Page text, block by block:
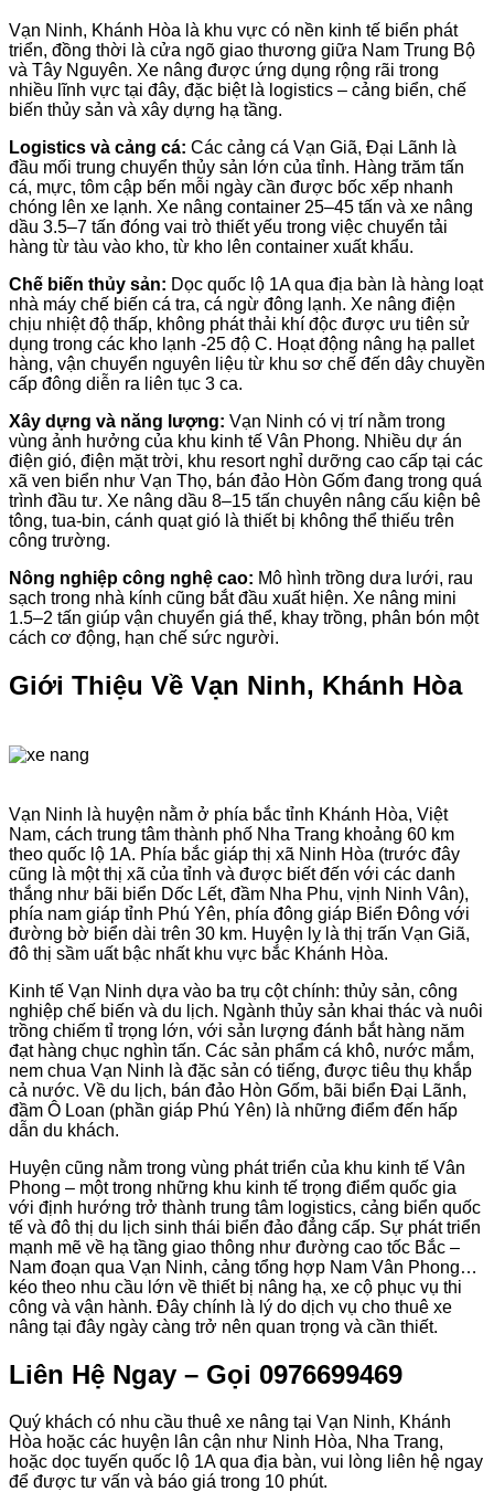
Vạn Ninh, Khánh Hòa là khu vực có nền kinh tế biển phát
triển, đồng thời là cửa ngõ giao thương giữa Nam Trung Bộ
và Tây Nguyên. Xe nâng được ứng dụng rộng rãi trong
nhiều lĩnh vực tại đây, đặc biệt là logistics – cảng biển, chế
biến thủy sản và xây dựng hạ tầng.
Logistics và cảng cá: Các cảng cá Vạn Giã, Đại Lãnh là
đầu mối trung chuyển thủy sản lớn của tỉnh. Hàng trăm tấn
cá, mực, tôm cập bến mỗi ngày cần được bốc xếp nhanh
chóng lên xe lạnh. Xe nâng container 25–45 tấn và xe nâng
dầu 3.5–7 tấn đóng vai trò thiết yếu trong việc chuyển tải
hàng từ tàu vào kho, từ kho lên container xuất khẩu.
Chế biến thủy sản: Dọc quốc lộ 1A qua địa bàn là hàng loạt
nhà máy chế biến cá tra, cá ngừ đông lạnh. Xe nâng điện
chịu nhiệt độ thấp, không phát thải khí độc được ưu tiên sử
dụng trong các kho lạnh -25 độ C. Hoạt động nâng hạ pallet
hàng, vận chuyển nguyên liệu từ khu sơ chế đến dây chuyền
cấp đông diễn ra liên tục 3 ca.
Xây dựng và năng lượng: Vạn Ninh có vị trí nằm trong
vùng ảnh hưởng của khu kinh tế Vân Phong. Nhiều dự án
điện gió, điện mặt trời, khu resort nghỉ dưỡng cao cấp tại các
xã ven biển như Vạn Thọ, bán đảo Hòn Gốm đang trong quá
trình đầu tư. Xe nâng dầu 8–15 tấn chuyên nâng cấu kiện bê
tông, tua-bin, cánh quạt gió là thiết bị không thể thiếu trên
công trường.
Nông nghiệp công nghệ cao: Mô hình trồng dưa lưới, rau
sạch trong nhà kính cũng bắt đầu xuất hiện. Xe nâng mini
1.5–2 tấn giúp vận chuyển giá thể, khay trồng, phân bón một
cách cơ động, hạn chế sức người.
Giới Thiệu Về Vạn Ninh, Khánh Hòa
Vạn Ninh là huyện nằm ở phía bắc tỉnh Khánh Hòa, Việt
Nam, cách trung tâm thành phố Nha Trang khoảng 60 km
theo quốc lộ 1A. Phía bắc giáp thị xã Ninh Hòa (trước đây
cũng là một thị xã của tỉnh và được biết đến với các danh
thắng như bãi biển Dốc Lết, đầm Nha Phu, vịnh Ninh Vân),
phía nam giáp tỉnh Phú Yên, phía đông giáp Biển Đông với
đường bờ biển dài trên 30 km. Huyện lỵ là thị trấn Vạn Giã,
đô thị sầm uất bậc nhất khu vực bắc Khánh Hòa.
Kinh tế Vạn Ninh dựa vào ba trụ cột chính: thủy sản, công
nghiệp chế biến và du lịch. Ngành thủy sản khai thác và nuôi
trồng chiếm tỉ trọng lớn, với sản lượng đánh bắt hàng năm
đạt hàng chục nghìn tấn. Các sản phẩm cá khô, nước mắm,
nem chua Vạn Ninh là đặc sản có tiếng, được tiêu thụ khắp
cả nước. Về du lịch, bán đảo Hòn Gốm, bãi biển Đại Lãnh,
đầm Ô Loan (phần giáp Phú Yên) là những điểm đến hấp
dẫn du khách.
Huyện cũng nằm trong vùng phát triển của khu kinh tế Vân
Phong – một trong những khu kinh tế trọng điểm quốc gia
với định hướng trở thành trung tâm logistics, cảng biển quốc
tế và đô thị du lịch sinh thái biển đảo đẳng cấp. Sự phát triển
mạnh mẽ về hạ tầng giao thông như đường cao tốc Bắc –
Nam đoạn qua Vạn Ninh, cảng tổng hợp Nam Vân Phong…
kéo theo nhu cầu lớn về thiết bị nâng hạ, xe cộ phục vụ thi
công và vận hành. Đây chính là lý do dịch vụ cho thuê xe
nâng tại đây ngày càng trở nên quan trọng và cần thiết.
Liên Hệ Ngay – Gọi 0976699469
Quý khách có nhu cầu thuê xe nâng tại Vạn Ninh, Khánh
Hòa hoặc các huyện lân cận như Ninh Hòa, Nha Trang,
hoặc dọc tuyến quốc lộ 1A qua địa bàn, vui lòng liên hệ ngay
để được tư vấn và báo giá trong 10 phút.